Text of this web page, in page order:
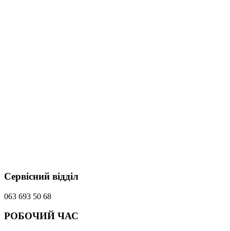
Сервісний відділ
063 693 50 68
РОБОЧИЙ ЧАС